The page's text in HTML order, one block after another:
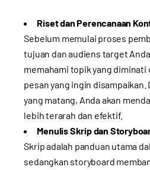
Riset dan Perencanaan
Sebelum memulai proses
tujuan dan audiens target
memahami topik yang diminati
pesan yang ingin disampaikan.
yang matang, Anda akan
lebih terarah dan efektif.
Menulis Skrip dan
Skrip adalah panduan utama
sedangkan storyboard